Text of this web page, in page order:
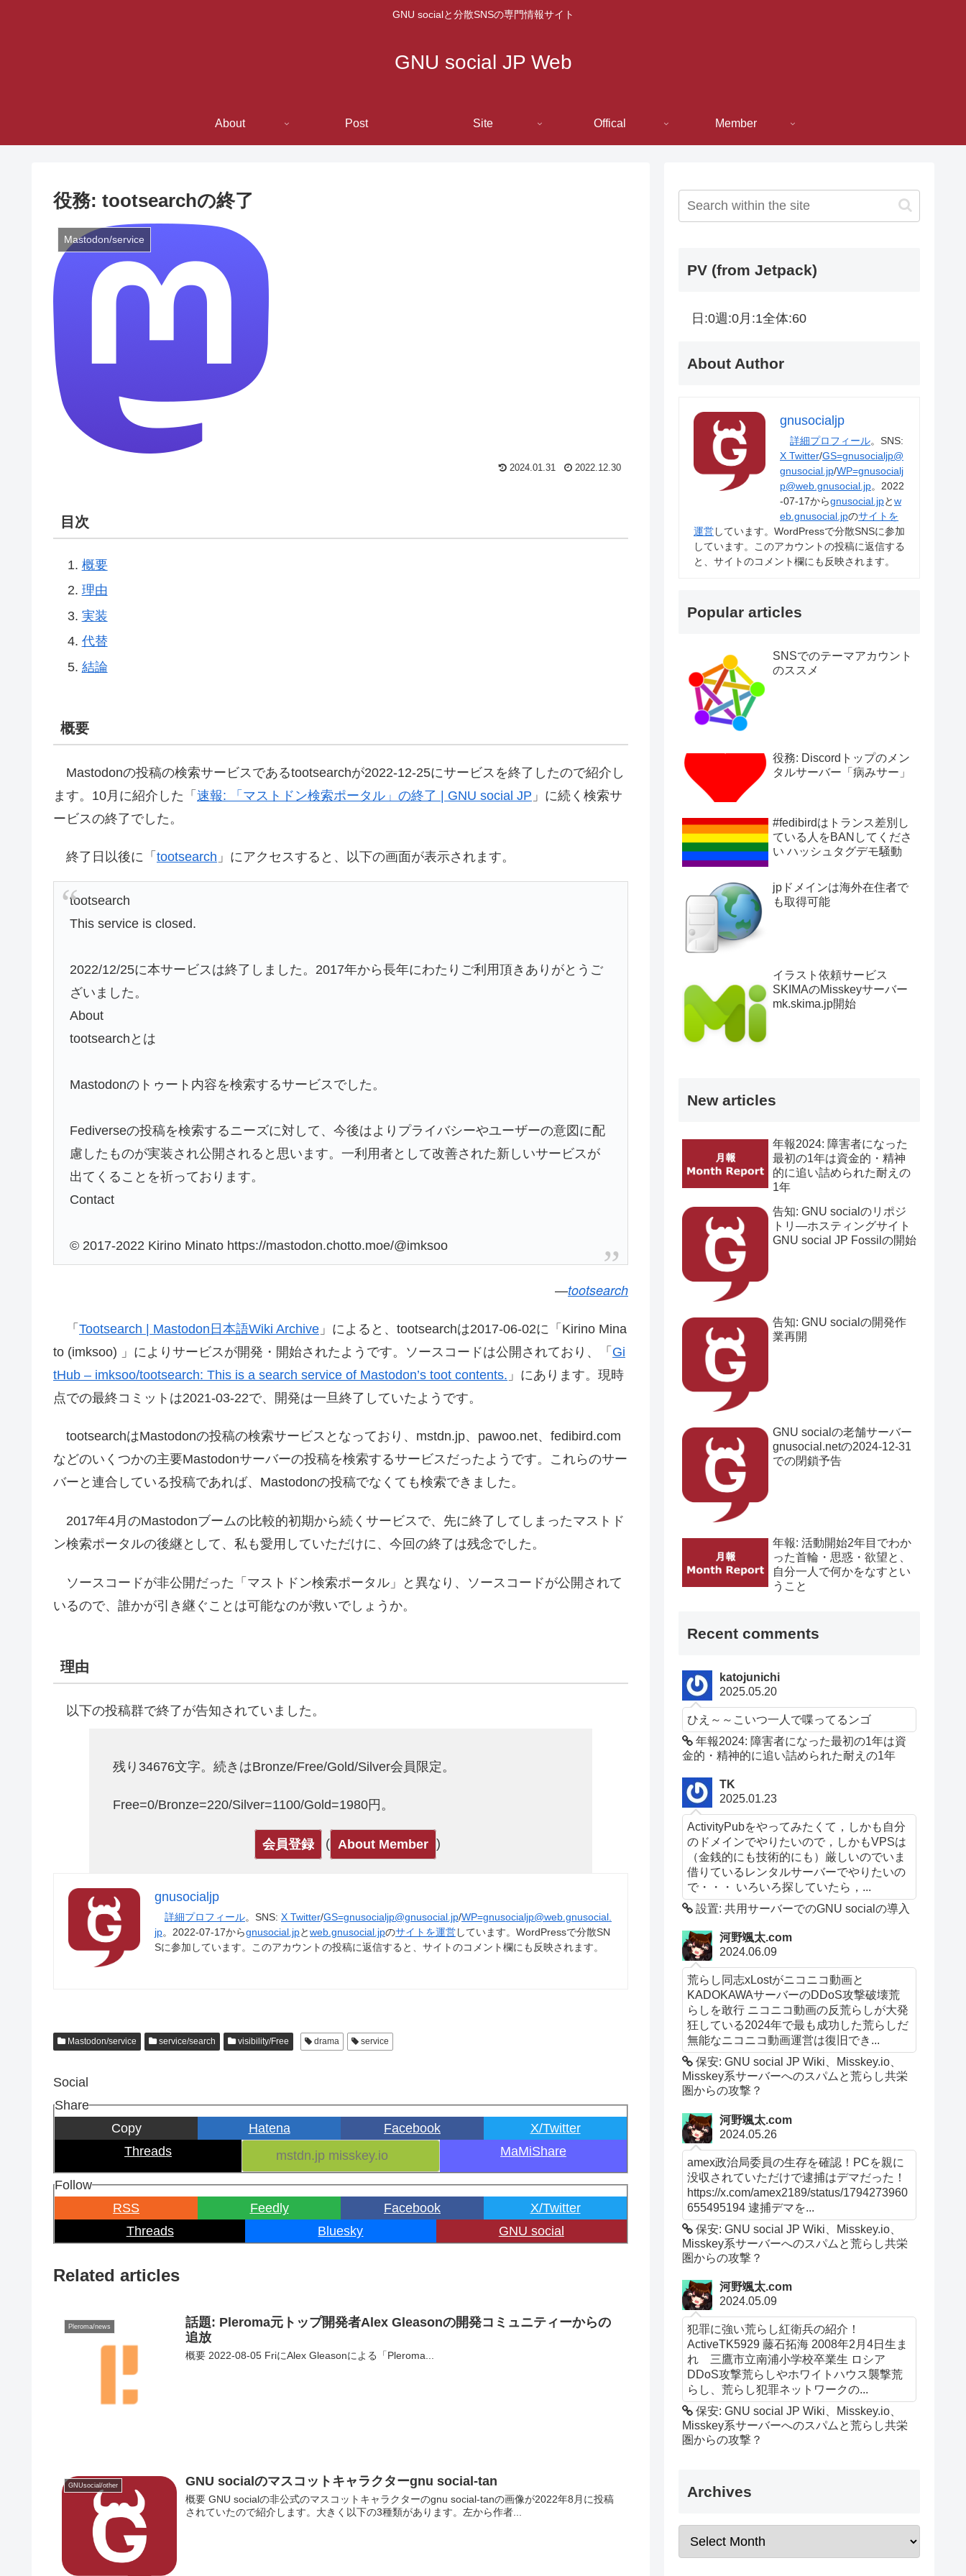
GNU socialと分散SNSの専門情報サイト
GNU social JP Web
About Post Site Offical Member
役務: tootsearchの終了
Mastodon/service
2024.01.31 2022.12.30
目次
概要
理由
実装
代替
結論
概要
Mastodonの投稿の検索サービスであるtootsearchが2022-12-25にサービスを終了したので紹介し
ます。10月に紹介した「 速報: 「マストドン検索ポータル」の終了 | GNU social JP 」に続く検索サ
ービスの終了でした。
終了日以後に「 tootsearch 」にアクセスすると、以下の画面が表示されます。
tootsearch
This service is closed.
2022/12/25に本サービスは終了しました。2017年から長年にわたりご利用頂きありがとうご
ざいました。
About
tootsearchとは
Mastodonのトゥート内容を検索するサービスでした。
Fediverseの投稿を検索するニーズに対して、今後はよりプライバシーやユーザーの意図に配
慮したものが実装され公開されると思います。一利用者として改善された新しいサービスが
出てくることを祈っております。
Contact
© 2017-2022 Kirino Minato https://mastodon.chotto.moe/@imksoo
tootsearch
「 Tootsearch | Mastodon日本語Wiki Archive 」によると、tootsearchは2017-06-02に「Kirino Mina
to (imksoo) 」によりサービスが開発・開始されたようです。ソースコードは公開されており、「 Gi
tHub – imksoo/tootsearch: This is a search service of Mastodon’s toot contents. 」にあります。現時
点での最終コミットは2021-03-22で、開発は一旦終了していたようです。
tootsearchはMastodonの投稿の検索サービスとなっており、mstdn.jp、pawoo.net、fedibird.com
などのいくつかの主要Mastodonサーバーの投稿を検索するサービスだったようです。これらのサー
バーと連合している投稿であれば、Mastodonの投稿でなくても検索できました。
2017年4月のMastodonブームの比較的初期から続くサービスで、先に終了してしまったマストド
ン検索ポータルの後継として、私も愛用していただけに、今回の終了は残念でした。
ソースコードが非公開だった「マストドン検索ポータル」と異なり、ソースコードが公開されて
いるので、誰かが引き継ぐことは可能なのが救いでしょうか。
理由
以下の投稿群で終了が告知されていました。
残り34676文字。続きはBronze/Free/Gold/Silver会員限定。
Free=0/Bronze=220/Silver=1100/Gold=1980円。
会員登録 ( About Member )
gnusocialjp
詳細プロフィール。SNS: X Twitter/GS=gnusocialjp@gnusocial.jp/WP=gnusocialjp@web.gnusocial.
jp。2022-07-17からgnusocial.jpとweb.gnusocial.jpのサイトを運営しています。WordPressで分散SN
Sに参加しています。このアカウントの投稿に返信すると、サイトのコメント欄にも反映されます。
Mastodon/service service/search visibility/Free drama service
Social
Share
Copy
Hatena Facebook
X/Twitter
Threads
MaMiShare
Follow
RSS
Feedly Facebook
X/Twitter
Threads
Bluesky GNU social
Related articles
Pleroma/news
話題: Pleroma元トップ開発者Alex Gleasonの開発コミュニティーからの
追放
概要 2022-08-05 FriにAlex Gleasonによる「Pleroma...
GNUsocial/other GNU socialのマスコットキャラクターgnu social-tan
概要 GNU socialの非公式のマスコットキャラクターのgnu social-tanの画像が2022年8月に投稿
されていたので紹介します。大きく以下の3種類があります。左から作者...
PV (from Jetpack)
日:0週:0月:1全体:60
About Author
gnusocialjp
詳細プロフィール。SNS:
X Twitter/GS=gnusocialjp@
gnusocial.jp/WP=gnusocialj
p@web.gnusocial.jp。2022
-07-17からgnusocial.jpとw
eb.gnusocial.jpのサイトを
運営しています。WordPressで分散SNSに参加
しています。このアカウントの投稿に返信する
と、サイトのコメント欄にも反映されます。
Popular articles
SNSでのテーマアカウント
のススメ
役務: Discordトップのメン
タルサーバー「病みサー」
#fedibirdはトランス差別し
ている人をBANしてくださ
い ハッシュタグデモ騒動
jpドメインは海外在住者で
も取得可能
イラスト依頼サービス
SKIMAのMisskeyサーバー
mk.skima.jp開始
New articles
年報2024: 障害者になった
最初の1年は資金的・精神
的に追い詰められた耐えの
1年
告知: GNU socialのリポジ
トリ―ホスティングサイト
GNU social JP Fossilの開始
告知: GNU socialの開発作
業再開
GNU socialの老舗サーバー
gnusocial.netの2024-12-31
での閉鎖予告
年報: 活動開始2年目でわか
った首輪・思惑・欲望と、
自分一人で何かをなすとい
うこと
Recent comments
katojunichi
2025.05.20
ひえ～～こいつ一人で喋ってるンゴ
年報2024: 障害者になった最初の1年は資
金的・精神的に追い詰められた耐えの1年
TK
2025.01.23
ActivityPubをやってみたくて，しかも自分
のドメインでやりたいので，しかもVPSは
（金銭的にも技術的にも）厳しいのでいま
借りているレンタルサーバーでやりたいの
で・・・ いろいろ探していたら，...
設置: 共用サーバーでのGNU socialの導入
河野颯太.com
2024.06.09
荒らし同志xLostがニコニコ動画と
KADOKAWAサーバーのDDoS攻撃破壊荒
らしを敢行 ニコニコ動画の反荒らしが大発
狂している2024年で最も成功した荒らしだ
無能なニコニコ動画運営は復旧でき...
保安: GNU social JP Wiki、Misskey.io、
Misskey系サーバーへのスパムと荒らし共栄
圏からの攻撃？
河野颯太.com
2024.05.26
amex政治局委員の生存を確認！PCを親に
没収されていただけで逮捕はデマだった！
https://x.com/amex2189/status/1794273960
655495194 逮捕デマを...
保安: GNU social JP Wiki、Misskey.io、
Misskey系サーバーへのスパムと荒らし共栄
圏からの攻撃？
河野颯太.com
2024.05.09
犯罪に強い荒らし紅衛兵の紹介！
ActiveTK5929 藤石拓海 2008年2月4日生ま
れ 三鷹市立南浦小学校卒業生 ロシア
DDoS攻撃荒らしやホワイトハウス襲撃荒
らし、荒らし犯罪ネットワークの...
保安: GNU social JP Wiki、Misskey.io、
Misskey系サーバーへのスパムと荒らし共栄
圏からの攻撃？
Archives